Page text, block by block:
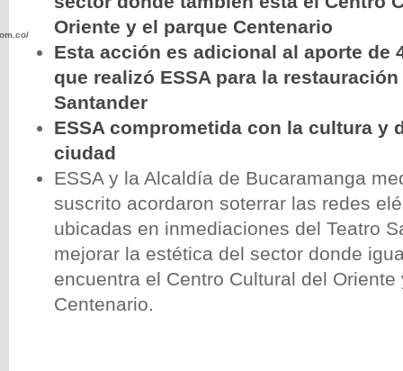
Oriente y el parque Centenario
Esta acción es adicional al aporte de
que realizó ESSA para la
Santander
ESSA comprometida con la cultura y
ciudad
ESSA y la Alcaldía de Bucaramanga
suscrito acordaron soterrar las redes
ubicadas en inmediaciones del Teatro
mejorar la estética del sector donde
encuentra el Centro Cultural del Oriente
Centenario.
wp-